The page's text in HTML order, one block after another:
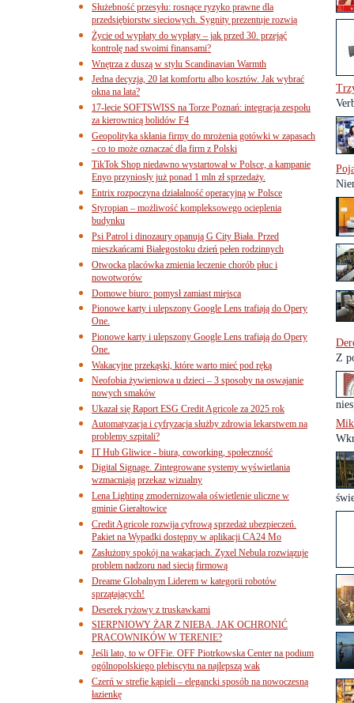
Z
Służebność przesyłu: rosnące ryzyko prawne dla
przedsiębiorstw sieciowych. Sygnity prezentuje rozwią
Życie od wypłaty do wypłaty – jak przed 30. przejąć
kontrolę nad swoimi finansami?
Wnętrza z duszą w stylu Scandinavian Warmth
Jedna decyzja, 20 lat komfortu albo kosztów. Jak wybrać
okna na lata?
17-lecie SOFTSWISS na Torze Poznań: integracja zespołu
za kierownicą bolidów F4
Geopolityka skłania firmy do mrożenia gotówki w zapasach
- co to może oznaczać dla firm z Polski
TikTok Shop niedawno wystartował w Polsce, a kampanie
Enyo przyniosły już ponad 1 mln zł sprzedaży.
Entrix rozpoczyna działalność operacyjną w Polsce
Styropian – możliwość kompleksowego ocieplenia
budynku
Psi Patrol i dinozaury opanują G City Biała. Przed
mieszkańcami Białegostoku dzień pełen rodzinnych
Otwocka placówka zmienia leczenie chorób płuc i
nowotworów
Domowe biuro: pomysł zamiast miejsca
Pionowe karty i ulepszony Google Lens trafiają do Opery
One.
Pionowe karty i ulepszony Google Lens trafiają do Opery
One.
Wakacyjne przekąski, które warto mieć pod ręką
Neofobia żywieniowa u dzieci – 3 sposoby na oswajanie
nowych smaków
Ukazał się Raport ESG Credit Agricole za 2025 rok
Automatyzacja i cyfryzacja służby zdrowia lekarstwem na
problemy szpitali?
IT Hub Gliwice - biura, coworking, społeczność
Digital Signage. Zintegrowane systemy wyświetlania
wzmacniają przekaz wizualny
Lena Lighting zmodernizowała oświetlenie uliczne w
gminie Gierałtowice
Credit Agricole rozwija cyfrową sprzedaż ubezpieczeń.
Pakiet na Wypadki dostępny w aplikacji CA24 Mo
Zasłużony spokój na wakacjach. Zyxel Nebula rozwiązuje
problem nadzoru nad siecią firmową
Dreame Globalnym Liderem w kategorii robotów
sprzątających!
Deserek ryżowy z truskawkami
SIERPNIOWY ŻAR Z NIEBA. JAK OCHRONIĆ
PRACOWNIKÓW W TERENIE?
Jeśli lato, to w OFFie. OFF Piotrkowska Center na podium
ogólnopolskiego plebiscytu na najlepszą wak
Czerń w strefie kąpieli – elegancki sposób na nowoczesną
łazienkę